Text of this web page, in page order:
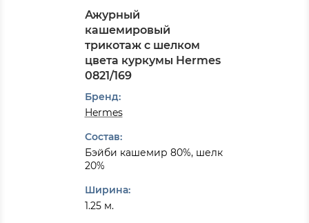
Ажурный
кашемировый
трикотаж с шелком
цвета куркумы Hermes
0821/169
Бренд:
Hermes
Состав:
Бэйби кашемир 80%, шелк
20%
Ширина:
1.25 м.